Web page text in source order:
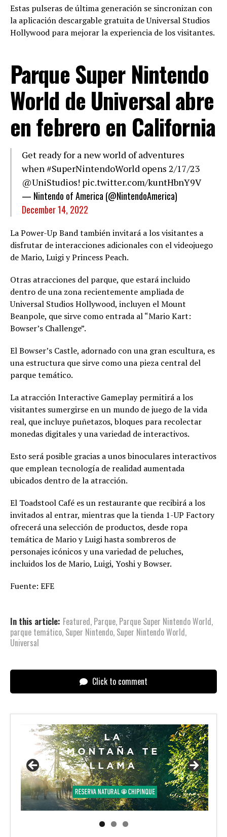
Estas pulseras de última generación se sincronizan con
la aplicación descargable gratuita de Universal Studios
Hollywood para mejorar la experiencia de los visitantes.
Parque Super Nintendo
World de Universal abre
en febrero en California
Get ready for a new world of adventures
when#SuperNintendoWorld opens 2/17/23
@UniStudios! pic.twitter.com/kuntHbnY9V
— Nintendo of America (@NintendoAmerica)
December 14, 2022
La Power-Up Band también invitará a los visitantes a
disfrutar de interacciones adicionales con el videojuego
de Mario, Luigi y Princess Peach.
Otras atracciones del parque, que estará incluido
dentro de una zona recientemente ampliada de
Universal Studios Hollywood, incluyen el Mount
Beanpole, que sirve como entrada al “Mario Kart:
Bowser’s Challenge”.
El Bowser’s Castle, adornado con una gran escultura, es
una estructura que sirve como una pieza central del
parque temático.
La atracción Interactive Gameplay permitirá a los
visitantes sumergirse en un mundo de juego de la vida
real, que incluye puñetazos, bloques para recolectar
monedas digitales y una variedad de interactivos.
Esto será posible gracias a unos binoculares interactivos
que emplean tecnología de realidad aumentada
ubicados dentro de la atracción.
El Toadstool Café es un restaurante que recibirá a los
invitados al entrar, mientras que la tienda 1-UP Factory
ofrecerá una selección de productos, desde ropa
temática de Mario y Luigi hasta sombreros de
personajes icónicos y una variedad de peluches,
incluidos los de Mario, Luigi, Yoshi y Bowser.
Fuente: EFE
In this article: Featured, Parque, Parque Super Nintendo World,
parque temático, Super Nintendo, Super Nintendo World,
Universal
Click to comment